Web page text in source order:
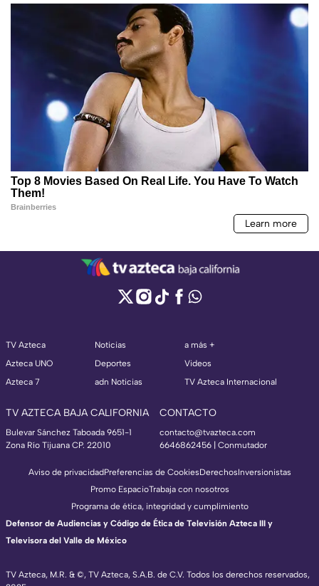
TV Azteca
Azteca UNO
Azteca 7
Noticias
Deportes
adn Noticias
a más +
Videos
TV Azteca Internacional
TV AZTECA BAJA CALIFORNIA
Bulevar Sánchez Taboada 9651-1
Zona Río Tijuana CP. 22010
CONTACTO
contacto@tvazteca.com
6646862456 | Conmutador
TV Azteca, M.R. & ©, TV Azteca, S.A.B. de C.V. Todos los derechos reservados,
Aviso de privacidadPreferencias de CookiesDerechosInversionistas
Promo EspacioTrabaja con nosotros
Programa de ética, integridad y cumplimiento
Defensor de Audiencias y Código de Ética de Televisión Azteca III y
Televisora del Valle de México